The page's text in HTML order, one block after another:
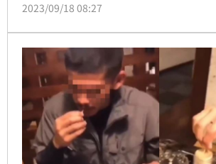
猜測，難不成烤肉已經退流行了嗎，也
2023/09/18 08:27